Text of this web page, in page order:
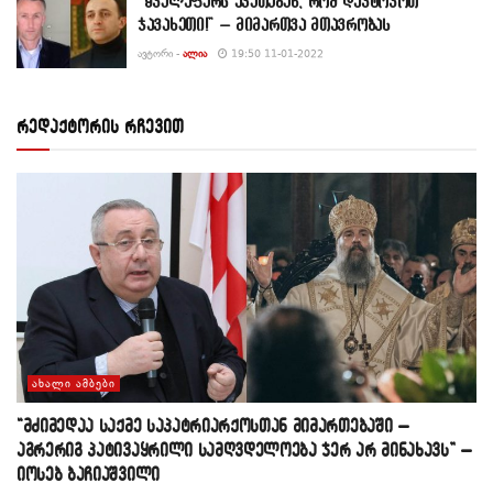
ჯავახეთი!” – მიმართვა მთავრობას
ᲐᲕᲢᲝᲠᲘ - ᲐᲚᲘᲐ 19:50 11-01-2022
რედაქტორის რჩევით
ᲐᲮᲐᲚᲘ ᲐᲛᲑᲔᲑᲘ
“მძიმედაა საქმე საპატრიარქოსთან მიმართებაში –
აგრერიგ პატივაყრილი სამღვდელოება ჯერ არ მინახავს” –
იოსებ ბაჩიაშვილი